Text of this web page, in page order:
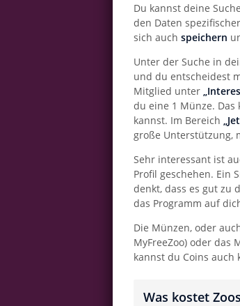
Du kannst deine
den Daten
sich auch speichern
Unter der Suche in
und du entscheidest
Mitglied unter
du eine 1 Münze.
kannst. Im Bereich
große Unterstützung,
Sehr interessant ist
Profil geschehen. Ein
denkt, dass es gut zu
das Programm auf
Die Münzen, oder
MyFreeZoo) oder das
kannst du Coins auch
Was kostet